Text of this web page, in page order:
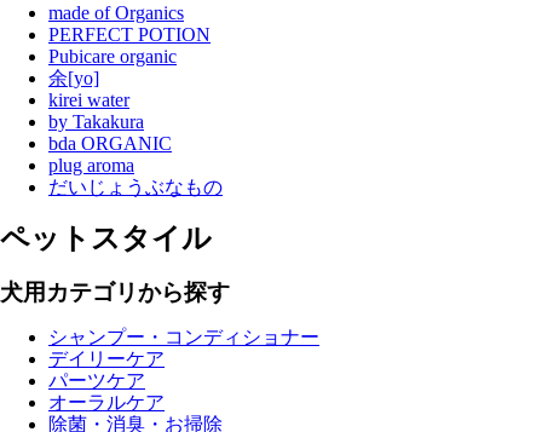
made of Organics
PERFECT POTION
Pubicare organic
余[yo]
kirei water
by Takakura
bda ORGANIC
plug aroma
だいじょうぶなもの
ペットスタイル
犬用カテゴリから探す
シャンプー・コンディショナー
デイリーケア
パーツケア
オーラルケア
除菌・消臭・お掃除